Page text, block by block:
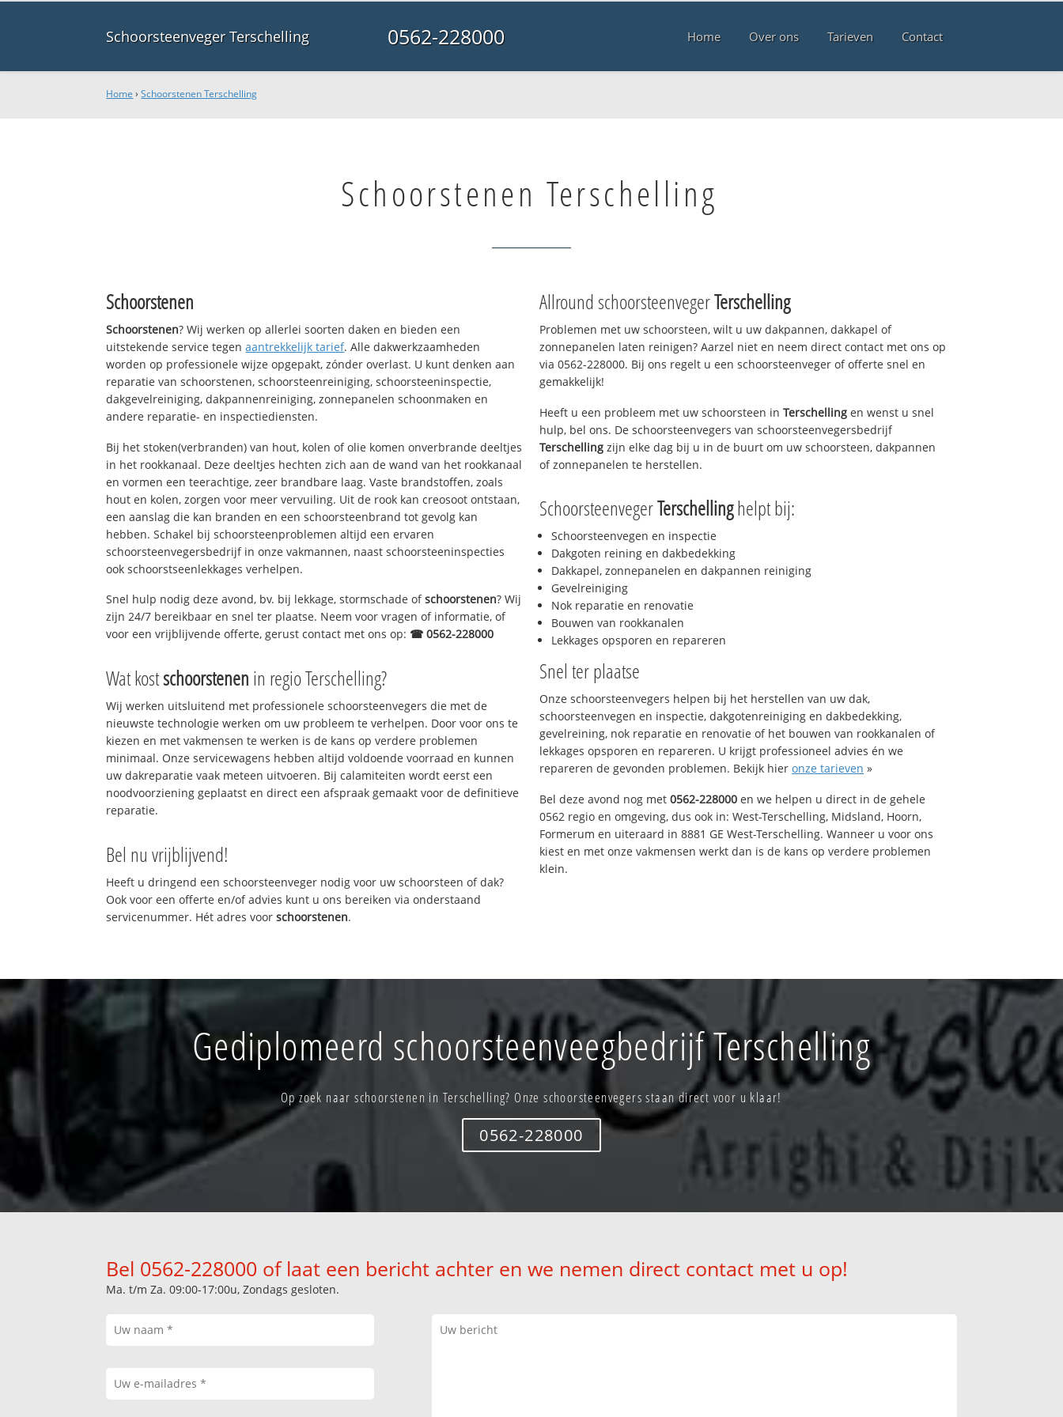
Schoorsteenveger Terschelling 0562-228000 Home Over ons Tarieven Contact
Home ›Schoorstenen Terschelling
Schoorstenen Terschelling
Schoorstenen
Schoorstenen? Wij werken op allerlei soorten daken en bieden een
uitstekende service tegenaantrekkelijk tarief. Alle dakwerkzaamheden
worden op professionele wijze opgepakt, zónder overlast. U kunt denken aan
reparatie van schoorstenen, schoorsteenreiniging, schoorsteeninspectie,
dakgevelreiniging, dakpannenreiniging, zonnepanelen schoonmaken en
andere reparatie- en inspectiediensten.
Bij het stoken(verbranden) van hout, kolen of olie komen onverbrande deeltjes
in het rookkanaal. Deze deeltjes hechten zich aan de wand van het rookkanaal
en vormen een teerachtige, zeer brandbare laag. Vaste brandstoffen, zoals
hout en kolen, zorgen voor meer vervuiling. Uit de rook kan creosoot ontstaan,
een aanslag die kan branden en een schoorsteenbrand tot gevolg kan
hebben. Schakel bij schoorsteenproblemen altijd een ervaren
schoorsteenvegersbedrijf in onze vakmannen, naast schoorsteeninspecties
ook schoorstseenlekkages verhelpen.
Snel hulp nodig deze avond, bv. bij lekkage, stormschade ofschoorstenen? Wij
zijn 24/7 bereikbaar en snel ter plaatse. Neem voor vragen of informatie, of
voor een vrijblijvende offerte, gerust contact met ons op: ☎ 0562-228000
Wat kostschoorstenen in regio Terschelling?
Wij werken uitsluitend met professionele schoorsteenvegers die met de
nieuwste technologie werken om uw probleem te verhelpen. Door voor ons te
kiezen en met vakmensen te werken is de kans op verdere problemen
minimaal. Onze servicewagens hebben altijd voldoende voorraad en kunnen
uw dakreparatie vaak meteen uitvoeren. Bij calamiteiten wordt eerst een
noodvoorziening geplaatst en direct een afspraak gemaakt voor de definitieve
reparatie.
Bel nu vrijblijvend!
Heeft u dringend een schoorsteenveger nodig voor uw schoorsteen of dak?
Ook voor een offerte en/of advies kunt u ons bereiken via onderstaand
servicenummer. Hét adres voorschoorstenen.
Allround schoorsteenvegerTerschelling
Problemen met uw schoorsteen, wilt u uw dakpannen, dakkapel of
zonnepanelen laten reinigen? Aarzel niet en neem direct contact met ons op
via 0562-228000. Bij ons regelt u een schoorsteenveger of offerte snel en
gemakkelijk!
Heeft u een probleem met uw schoorsteen in Terschelling en wenst u snel
hulp, bel ons. De schoorsteenvegers van schoorsteenvegersbedrijf
Terschelling zijn elke dag bij u in de buurt om uw schoorsteen, dakpannen
of zonnepanelen te herstellen.
SchoorsteenvegerTerschellinghelpt bij:
Schoorsteenvegen en inspectie
Dakgoten reining en dakbedekking
Dakkapel, zonnepanelen en dakpannen reiniging
Gevelreiniging
Nok reparatie en renovatie
Bouwen van rookkanalen
Lekkages opsporen en repareren
Snel ter plaatse
Onze schoorsteenvegers helpen bij het herstellen van uw dak,
schoorsteenvegen en inspectie, dakgotenreiniging en dakbedekking,
gevelreining, nok reparatie en renovatie of het bouwen van rookkanalen of
lekkages opsporen en repareren. U krijgt professioneel advies én we
repareren de gevonden problemen. Bekijk hier onze tarieven »
Bel deze avond nog met 0562-228000 en we helpen u direct in de gehele
0562 regio en omgeving, dus ook in: West-Terschelling, Midsland, Hoorn,
Formerum en uiteraard in 8881 GE West-Terschelling. Wanneer u voor ons
kiest en met onze vakmensen werkt dan is de kans op verdere problemen
klein.
Gediplomeerd schoorsteenveegbedrijf Terschelling
Op zoek naar schoorstenen in Terschelling? Onze schoorsteenvegers staan direct voor u klaar!
0562-228000
Bel 0562-228000 of laat een bericht achter en we nemen direct contact met u op!
Ma. t/m Za. 09:00-17:00u, Zondags gesloten.